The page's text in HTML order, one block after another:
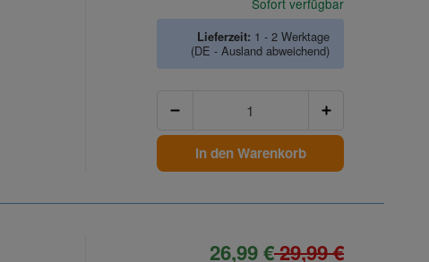
Sofort verfügbar
Lieferzeit: 1 - 2 Werktage
(DE - Ausland abweichend)
In den Warenkorb
26,99 €29,99 €